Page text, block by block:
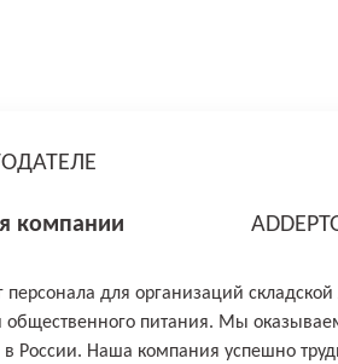
компании
персонала для организаций
общественного питания. Мы
в России. Наша компания успешно